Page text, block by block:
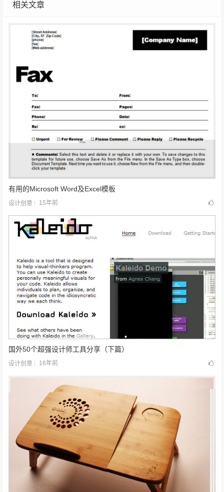
相关文章
有用的Microsoft Word及Excel模板
设计创意 15年前
国外50个超强设计师工具分享（下篇）
设计创意 16年前